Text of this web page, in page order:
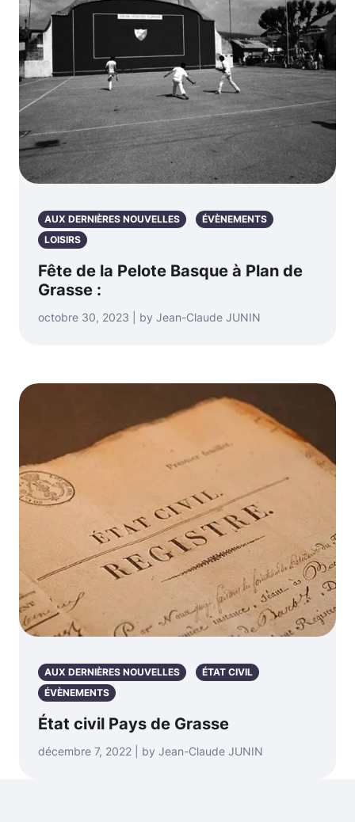
AUX DERNIÈRES NOUVELLES
ÉVÈNEMENTS
LOISIRS
Fête de la Pelote Basque à Plan de
Grasse :
octobre 30, 2023 | by Jean-Claude JUNIN
AUX DERNIÈRES NOUVELLES
ÉTAT CIVIL
ÉVÈNEMENTS
État civil Pays de Grasse
décembre 7, 2022 | by Jean-Claude JUNIN